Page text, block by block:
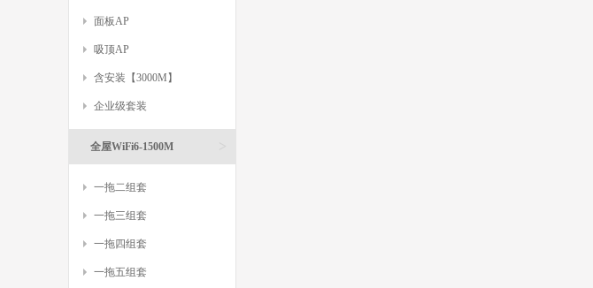
面板AP
吸顶AP
含安装【3000M】
企业级套装
全屋WiFi6-1500M
一拖二组套
一拖三组套
一拖四组套
一拖五组套